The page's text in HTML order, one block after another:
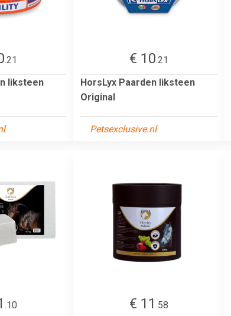
.21
liksteen
€ 10.21
HorsLyx Paarden liksteen
Original
Petsexclusive.nl
.10
€ 11 .58